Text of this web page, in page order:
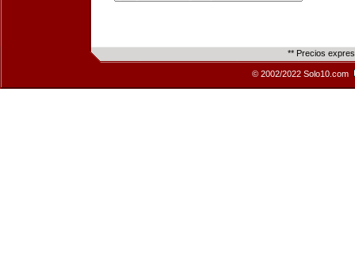
** Precios
© 2002/2022 Solo10.com